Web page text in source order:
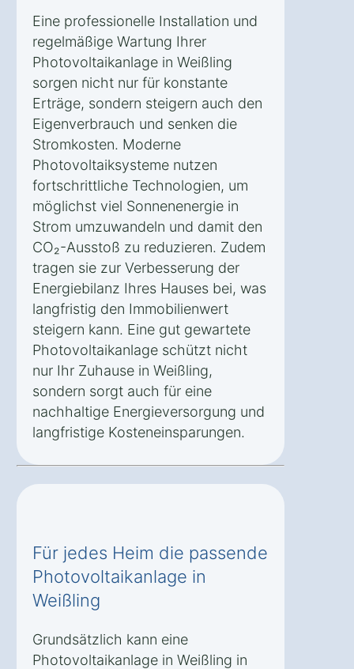
Eine professionelle Installation und
regelmäßige Wartung Ihrer
Photovoltaikanlage in Weißling
sorgen nicht nur für konstante
Erträge, sondern steigern auch den
Eigenverbrauch und senken die
Stromkosten. Moderne
Photovoltaiksysteme nutzen
fortschrittliche Technologien, um
möglichst viel Sonnenenergie in
Strom umzuwandeln und damit den
CO₂-Ausstoß zu reduzieren. Zudem
tragen sie zur Verbesserung der
Energiebilanz Ihres Hauses bei, was
langfristig den Immobilienwert
steigern kann. Eine gut gewartete
Photovoltaikanlage schützt nicht
nur Ihr Zuhause in Weißling,
sondern sorgt auch für eine
nachhaltige Energieversorgung und
langfristige Kosteneinsparungen.
Für jedes Heim die passende
Photovoltaikanlage in
Weißling
Grundsätzlich kann eine
Photovoltaikanlage in Weißling in